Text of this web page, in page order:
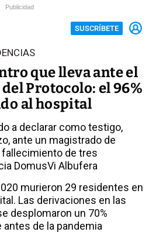
Publicidad
SUSCRÍBETE
que lleva ante el
Protocolo: el 96%
al hospital
a declarar como testigo,
ante un magistrado de
de tres
DomusVi Albufera
murieron 29 residentes en
Las derivaciones en las
desplomaron un 70%
de la pandemia